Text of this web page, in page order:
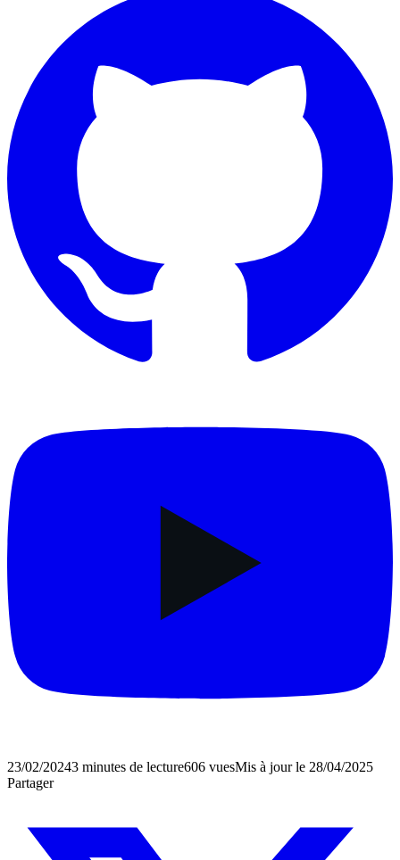
23/02/20243 minutes de lecture606 vuesMis à jour le 28/04/2025
Partager